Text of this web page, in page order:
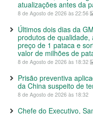
atualizações antes da
8 de Agosto de 2026 às 22:56
Últimos dois dias da
produtos de qualidade,
preço de 1 pataca e
valor de milhões de
8 de Agosto de 2026 às 18:32
Prisão preventiva
da China suspeito de
8 de Agosto de 2026 às 18:32
Chefe do Executivo,